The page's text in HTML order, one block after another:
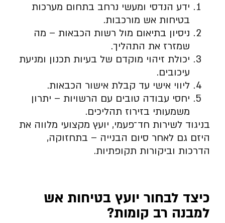
ידע הנדסי ומעשי נרחב בתחום מערכות
בטיחות אש מורכבות.
ניסיון בתיאום מול רשות הכבאות – מה
שמזרז את התהליך.
יכולת זיהוי מוקדם של בעיות תכנון ומניעת
עיכובים.
ליווי אישי עד קבלת אישור הכבאות.
יחסי עבודה טובים עם הרשויות – יתרון
משמעותי בזירוז תהליכים.
בניגוד לשירות חד־פעמי, יועץ מקצועי מלווה את
היזם גם לאחר סיום הבנייה – בתחזוקה,
הדרכות וביקורות תקופתיות.
כיצד לבחור יועץ בטיחות אש
למבנה רב קומות?